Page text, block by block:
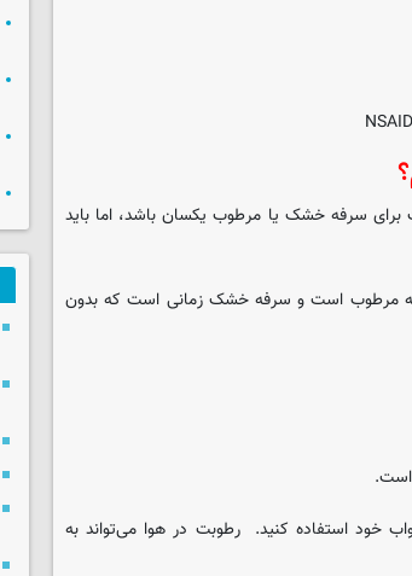
سرفه خشک یا مرطوب یکسان باشد، اما باید
مرطوب است و سرفه خشک زمانی است که بدون
است.
خود استفاده کنید. رطوبت در هوا می‌تواند به